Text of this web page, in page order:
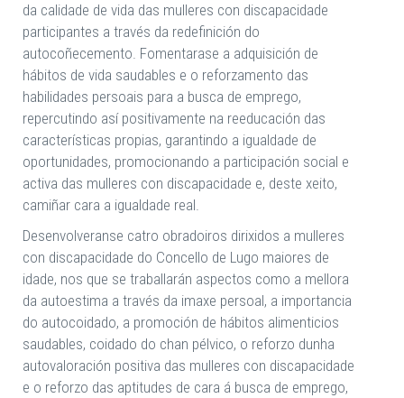
da calidade de vida das mulleres con discapacidade
participantes a través da redefinición do
autocoñecemento. Fomentarase a adquisición de
hábitos de vida saudables e o reforzamento das
habilidades persoais para a busca de emprego,
repercutindo así positivamente na reeducación das
características propias, garantindo a igualdade de
oportunidades, promocionando a participación social e
activa das mulleres con discapacidade e, deste xeito,
camiñar cara a igualdade real.
Desenvolveranse catro obradoiros dirixidos a mulleres
con discapacidade do Concello de Lugo maiores de
idade, nos que se traballarán aspectos como a mellora
da autoestima a través da imaxe persoal, a importancia
do autocoidado, a promoción de hábitos alimenticios
saudables, coidado do chan pélvico, o reforzo dunha
autovaloración positiva das mulleres con discapacidade
e o reforzo das aptitudes de cara á busca de emprego,